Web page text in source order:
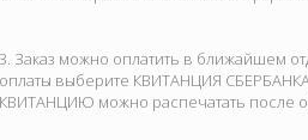
3. Заказ можно оплатить в ближайшем
оплаты выберите КВИТАНЦИЯ
КВИТАНЦИЮ можно распечатать после